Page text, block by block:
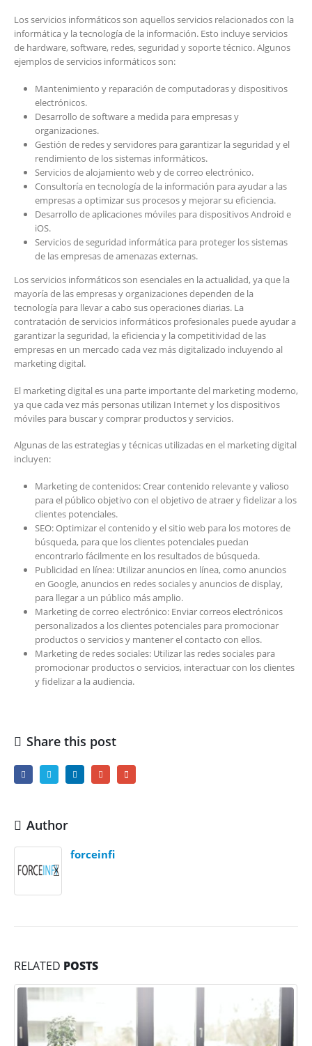
Los servicios informáticos son aquellos servicios relacionados con la
informática y la tecnología de la información. Esto incluye servicios
de hardware, software, redes, seguridad y soporte técnico. Algunos
ejemplos de servicios informáticos son:
Mantenimiento y reparación de computadoras y dispositivos
electrónicos.
Desarrollo de software a medida para empresas y
organizaciones.
Gestión de redes y servidores para garantizar la seguridad y el
rendimiento de los sistemas informáticos.
Servicios de alojamiento web y de correo electrónico.
Consultoría en tecnología de la información para ayudar a las
empresas a optimizar sus procesos y mejorar su eficiencia.
Desarrollo de aplicaciones móviles para dispositivos Android e
iOS.
Servicios de seguridad informática para proteger los sistemas
de las empresas de amenazas externas.
Los servicios informáticos son esenciales en la actualidad, ya que la
mayoría de las empresas y organizaciones dependen de la
tecnología para llevar a cabo sus operaciones diarias. La
contratación de servicios informáticos profesionales puede ayudar a
garantizar la seguridad, la eficiencia y la competitividad de las
empresas en un mercado cada vez más digitalizado incluyendo al
marketing digital.
El marketing digital es una parte importante del marketing moderno,
ya que cada vez más personas utilizan Internet y los dispositivos
móviles para buscar y comprar productos y servicios.
Algunas de las estrategias y técnicas utilizadas en el marketing digital
incluyen:
Marketing de contenidos: Crear contenido relevante y valioso
para el público objetivo con el objetivo de atraer y fidelizar a los
clientes potenciales.
SEO: Optimizar el contenido y el sitio web para los motores de
búsqueda, para que los clientes potenciales puedan
encontrarlo fácilmente en los resultados de búsqueda.
Publicidad en línea: Utilizar anuncios en línea, como anuncios
en Google, anuncios en redes sociales y anuncios de display,
para llegar a un público más amplio.
Marketing de correo electrónico: Enviar correos electrónicos
personalizados a los clientes potenciales para promocionar
productos o servicios y mantener el contacto con ellos.
Marketing de redes sociales: Utilizar las redes sociales para
promocionar productos o servicios, interactuar con los clientes
y fidelizar a la audiencia.
Share this post
Author
forceinfi
RELATED POSTS